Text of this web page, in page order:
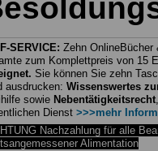
SERVICE: Zehn
zum Komplettpreis von 15
Sie können Sie zehn
ausdrucken: Wissenswertes
sowie Nebentätigkeitsrecht
Dienst >>>mehr
Nachzahlung für alle
Alimentation